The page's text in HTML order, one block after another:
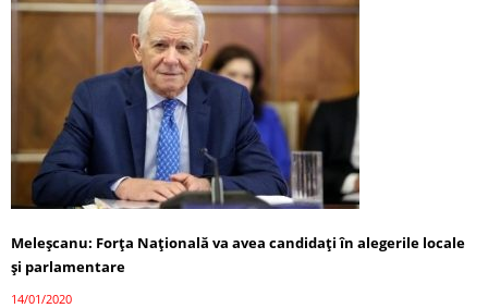
Meleșcanu: Forța Națională va avea candidați în alegerile locale
și parlamentare
14/01/2020